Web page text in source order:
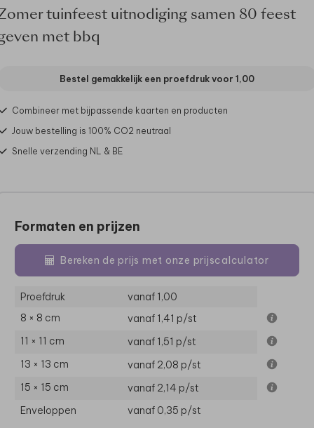
tuinfeest uitnodiging samen 80 feest
met bbq
Bestel gemakkelijk een proefdruk voor 1,00
Combineer met bijpassende kaarten en producten
Jouw bestelling is 100% CO2 neutraal
Snelle verzending NL & BE
Formaten en prijzen
Bereken de prijs met onze prijscalculator
Proefdruk
vanaf 1,00
8 × 8 cm
vanaf 1,41 p/st
11 × 11 cm
vanaf 1,51 p/st
13 × 13 cm
vanaf 2,08 p/st
15 × 15 cm
vanaf 2,14 p/st
Enveloppen
vanaf 0,35 p/st